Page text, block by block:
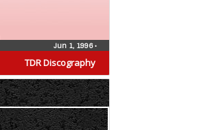
TDR Discography
Jun 1, 1996•